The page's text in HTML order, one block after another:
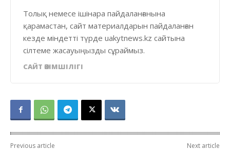
Толық немесе ішінара пайдаланғанына
қарамастан, сайт материалдарын пайдаланған
кезде міндетті түрде uakytnews.kz сайтына
сілтеме жасауыңызды сұраймыз.
САЙТ ӘКІМШІЛІГІ
Previous article
Next article